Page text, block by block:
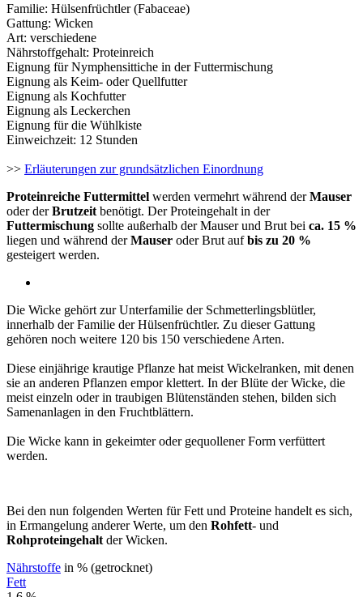
Familie: Hülsenfrüchtler (Fabaceae)
Gattung: Wicken
Art: verschiedene
Nährstoffgehalt: Proteinreich
Eignung für Nymphensittiche in der Futtermischung
Eignung als Keim- oder Quellfutter
Eignung als Kochfutter
Eignung als Leckerchen
Eignung für die Wühlkiste
Einweichzeit: 12 Stunden
>> Erläuterungen zur grundsätzlichen Einordnung
Proteinreiche Futtermittel werden vermehrt während derMauser
oder derBrutzeit benötigt. Der Proteingehalt in der
Futtermischung sollte außerhalb der Mauser und Brut bei ca. 15 %
liegen und während derMauser oder Brut aufbis zu 20 %
gesteigert werden.
Die Wicke gehört zur Unterfamilie der Schmetterlingsblütler,
innerhalb der Familie der Hülsenfrüchtler. Zu dieser Gattung
gehören noch weitere 120 bis 150 verschiedene Arten.
Diese einjährige krautige Pflanze hat meist Wickelranken, mit denen
sie an anderen Pflanzen empor klettert. In der Blüte der Wicke, die
meist einzeln oder in traubigen Blütenständen stehen, bilden sich
Samenanlagen in den Fruchtblättern.
Die Wicke kann in gekeimter oder gequollener Form verfüttert
werden.
Bei den nun folgenden Werten für Fett und Proteine handelt es sich,
in Ermangelung anderer Werte, um den Rohfett- und
Rohproteingehalt der Wicken.
Nährstoffe in % (getrocknet)
Fett